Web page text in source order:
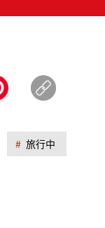
旅行中